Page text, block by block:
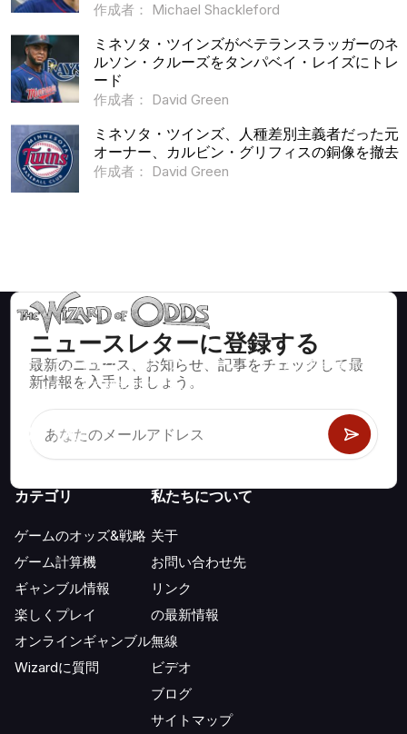
作成者： Michael Shackleford
ミネソタ・ツインズがベテランスラッガーのネ
ルソン・クルーズをタンパベイ・レイズにトレ
ード
作成者： David Green
ミネソタ・ツインズ、人種差別主義者だった元
オーナー、カルビン・グリフィスの銅像を撤去
作成者： David Green
ニュースレターに登録する
最新のニュース、お知らせ、記事をチェックして最
新情報を入手しましょう。
ブラックジャック、クラップス、ルーレットなど、数百種類の
カジノゲームで数学的に正しい戦略と情報。
カテゴリ
ゲームのオッズ&戦略
ゲーム計算機
ギャンブル情報
楽しくプレイ
オンラインギャンブル
Wizardに質問
私たちについて
关于
お問い合わせ先
リンク
の最新情報
無線
ビデオ
ブログ
サイトマップ